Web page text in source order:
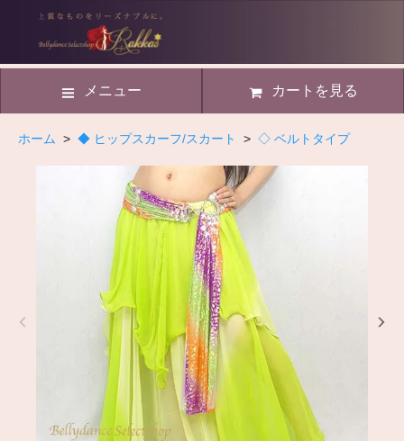
メニュー カートを見る
ホーム > ◆ ヒップスカーフ/スカート > ◇ ベルトタイプ